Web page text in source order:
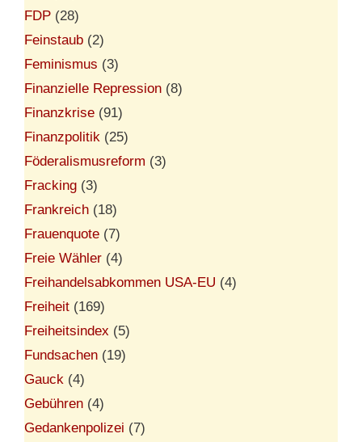
FDP (28)
Feinstaub (2)
Feminismus (3)
Finanzielle Repression (8)
Finanzkrise (91)
Finanzpolitik (25)
Föderalismusreform (3)
Fracking (3)
Frankreich (18)
Frauenquote (7)
Freie Wähler (4)
Freihandelsabkommen USA-EU (4)
Freiheit (169)
Freiheitsindex (5)
Fundsachen (19)
Gauck (4)
Gebühren (4)
Gedankenpolizei (7)